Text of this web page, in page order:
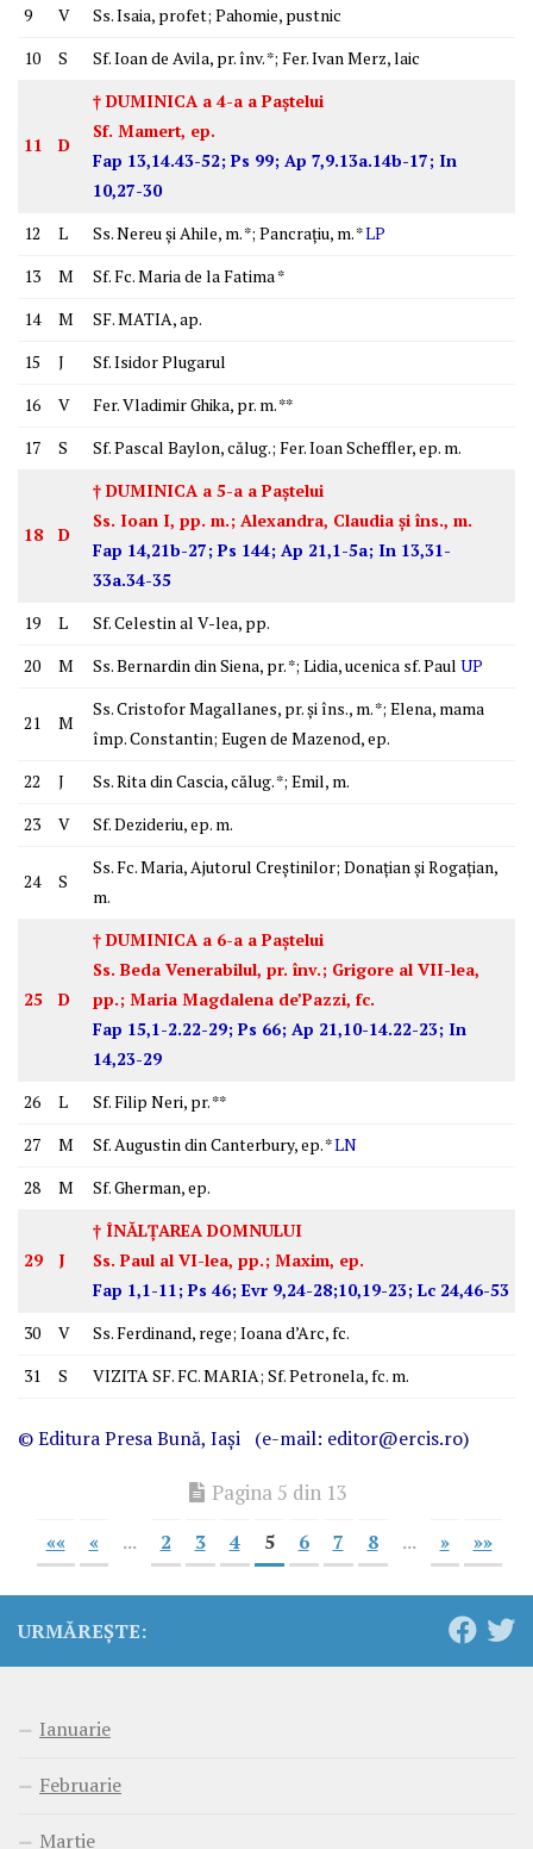
9
V
Ss. Isaia, profet; Pahomie, pustnic
10
S Sf. Ioan de Avila, pr. înv. *; Fer. Ivan Merz, laic
11 D
† DUMINICA a 4-a a Paştelui
Sf. Mamert, ep.
Fap 13,14.43-52; Ps 99; Ap 7,9.13a.14b-17; In
10,27-30
12
L Ss. Nereu şi Ahile, m. *; Pancraţiu, m. *LP
13
M
Sf. Fc. Maria de la Fatima *
14
M
SF. MATIA, ap.
15
J
Sf. Isidor Plugarul
16
V
Fer. Vladimir Ghika, pr. m. **
17
S Sf. Pascal Baylon, călug.; Fer. Ioan Scheffler, ep. m.
18 D
† DUMINICA a 5-a a Paştelui
Ss. Ioan I, pp. m.; Alexandra, Claudia şi îns., m.
Fap 14,21b-27; Ps 144; Ap 21,1-5a; In 13,31-
33a.34-35
19
L
Sf. Celestin al V-lea, pp.
20
M Ss. Bernardin din Siena, pr. *; Lidia, ucenica sf. Paul UP
21 M
Ss. Cristofor Magallanes, pr. şi îns., m. *; Elena, mama
împ. Constantin; Eugen de Mazenod, ep.
22
J
Ss. Rita din Cascia, călug. *; Emil, m.
23
V Sf. Dezideriu, ep. m.
24 S
Ss. Fc. Maria, Ajutorul Creştinilor; Donaţian şi Rogaţian,
m.
25 D
† DUMINICA a 6-a a Paştelui
Ss. Beda Venerabilul, pr. înv.; Grigore al VII-lea,
pp.; Maria Magdalena de’Pazzi, fc.
Fap 15,1-2.22-29; Ps 66; Ap 21,10-14.22-23; In
14,23-29
26
L
Sf. Filip Neri, pr. **
27
M Sf. Augustin din Canterbury, ep. *LN
28
M Sf. Gherman, ep.
29 J
† ÎNĂLŢAREA DOMNULUI
Ss. Paul al VI-lea, pp.; Maxim, ep.
Fap 1,1-11; Ps 46; Evr 9,24-28;10,19-23; Lc 24,46-53
30
V
Ss. Ferdinand, rege; Ioana d’Arc, fc.
31
S VIZITA SF. FC. MARIA; Sf. Petronela, fc. m.
© EdituraPresa Bună, Iaşi (e-mail: editor@ercis.ro)
Pagina 5 din 13
«« « ... 2 3 4 5 6 7 8 ... » »»
URMĂREȘTE:
Ianuarie
Februarie
Martie